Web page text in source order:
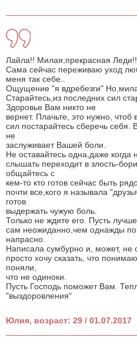
Лайла!! Милая,прекрасная
Сама сейчас переживаю уход
меня так себе..
Ощущение "я вдребезги"
Старайтесь,из последних сил
Здоровье Вам никто не
вернет. Плачьте, это нужно,
сил постарайтесь сберечь
не
заслуживает Вашей боли.
Не оставайтесь одна,даже когда
слышать переходит в злость-
общайтесь с
кем-то кто готов сейчас быть
почти все,кого я называла
готов
выдержать чужую боль.
Только не ждите его. Пусть
сам неожиданно,чем однажды
напрасно.
Написала сумбурно и, может, не
просто хочу сказать, что
поняли,
что не одиноки.
Пусть Господь поможет Вам.
"выздоровления"
Юлия, возраст: 29 / 01.07.2017